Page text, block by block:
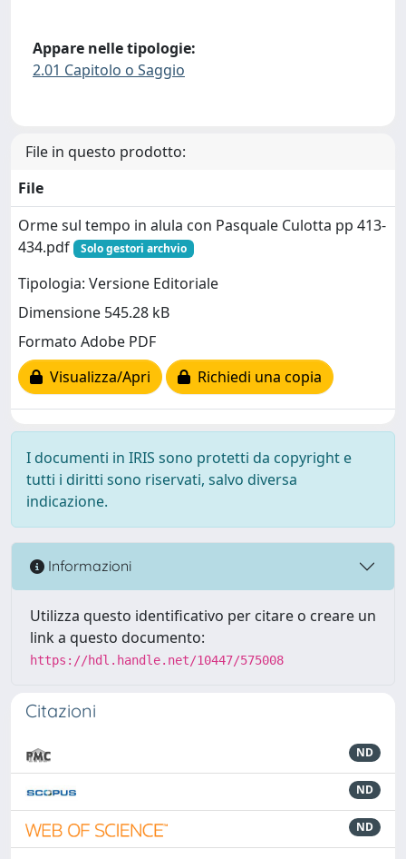
Appare nelle tipologie:
2.01 Capitolo o Saggio
File in questo prodotto:
File
Orme sul tempo in alula con Pasquale Culotta pp 413-
434.pdf
Solo gestori archvio
Tipologia: Versione Editoriale
Dimensione 545.28 kB
Formato Adobe PDF
Visualizza/Apri
Richiedi una copia
I documenti in IRIS sono protetti da copyright e
tutti i diritti sono riservati, salvo diversa
indicazione.
Informazioni
Utilizza questo identificativo per citare o creare un
link a questo documento:
https://hdl.handle.net/10447/575008
Citazioni
ND
ND
ND